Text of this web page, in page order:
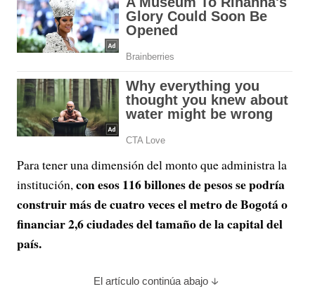
Para tener una dimensión del monto que administra la
institución,con esos 116 billones de pesos se podría
construir más de cuatro veces el metro de Bogotá o
financiar 2,6 ciudades del tamaño de la capital del
país.
El artículo continúa abajo